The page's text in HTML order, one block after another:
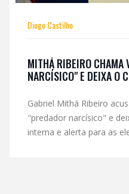
Diogo Castilho
MITHÁ RIBEIRO CHAMA
NARCÍSICO" E DEIXA O
Gabriel Mithá Ribeiro
"predador narcísico" e
interna e alerta para as